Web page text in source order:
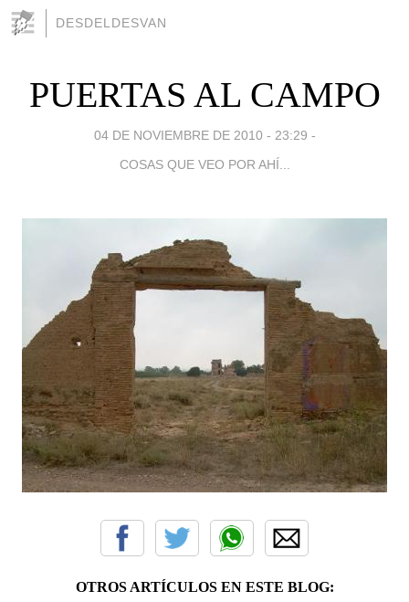
DESDELDESVAN
PUERTAS AL CAMPO
04 DE NOVIEMBRE DE 2010 - 23:29 -
COSAS QUE VEO POR AHÍ...
OTROS ARTÍCULOS EN ESTE BLOG: